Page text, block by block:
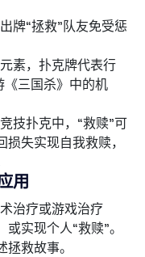
牌“拯救”队友免受惩
素，扑克牌代表行
《三国杀》中的机
技扑克中，“救赎”可
失实现自我救赎，
用
治疗或游戏治疗
实现个人“救赎”。
救故事。